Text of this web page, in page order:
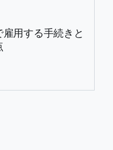
用する手続きと